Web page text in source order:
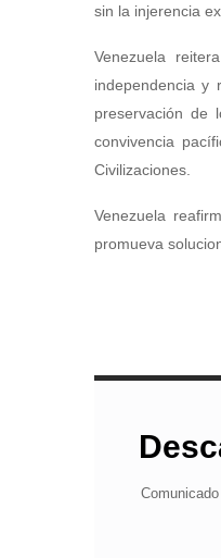
sin la injerencia
Venezuela
independencia y
preservación de
convivencia
Civilizaciones.
Venezuela
promueva